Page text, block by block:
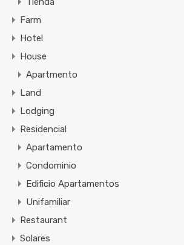
Farm
Hotel
House
Apartmento
Land
Lodging
Residencial
Apartamento
Condominio
Edificio Apartamentos
Unifamiliar
Restaurant
Solares